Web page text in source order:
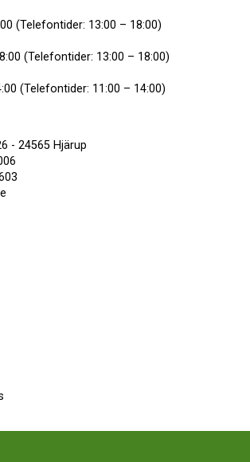
(Telefontider: 13:00 – 18:00)
(Telefontider: 13:00 – 18:00)
(Telefontider: 11:00 – 14:00)
- 24565 Hjärup